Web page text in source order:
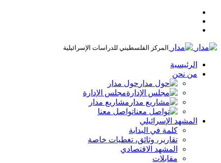
المركز الفلسطيني للدراسات الإسرائيلية
الرئيسية
من نحن
حول مدار
مجلس الإدارة
مشاريع مدار
تواصل معنا
المشهد الإسرائيلي
كلمة في البداية
تقارير، وثائق، تغطيات خاصة
المشهد الاقتصادي
مقابلات